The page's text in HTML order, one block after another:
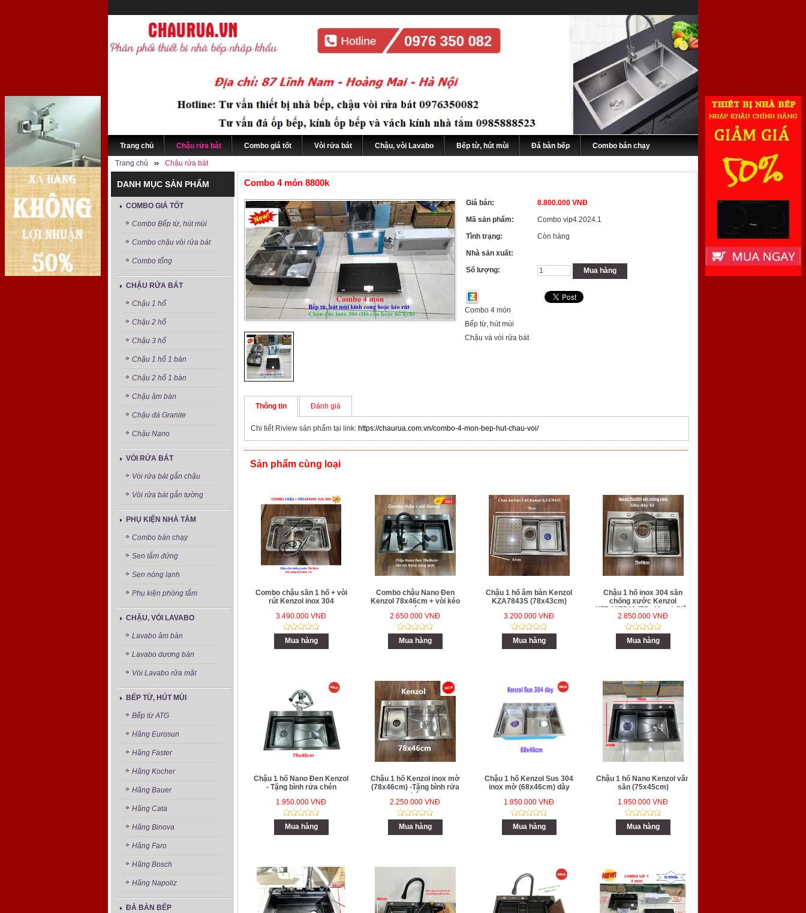
Trang chủ Chậu rửa bát Combo giá tốt Vòi rửa bát Chậu, vòi Lavabo Bếp từ, hút mùi Đá bàn bếp Combo bán chạy
Trang chủ Chậu rửa bát
DANH MỤC SẢN PHẨM
COMBO GIÁ TỐT
Combo Bếp từ, hút mùi
Combo chậu vòi rửa bát
Combo tổng
CHẬU RỬA BÁT
Chậu 1 hố
Chậu 2 hố
Chậu 3 hố
Chậu 1 hố 1 bàn
Chậu 2 hố 1 bàn
Chậu âm bàn
Chậu đá Granite
Chậu Nano
VÒI RỬA BÁT
Vòi rửa bát gắn chậu
Vòi rửa bát gắn tường
PHỤ KIỆN NHÀ TẮM
Combo bán chạy
Sen tắm đứng
Sen nóng lạnh
Phụ kiện phòng tắm
CHẬU, VÒI LAVABO
Lavabo âm bàn
Lavabo dương bàn
Vòi Lavabo rửa mặt
BẾP TỪ, HÚT MÙI
Bếp từ ATG
Hãng Eurosun
Hãng Faster
Hãng Kocher
Hãng Bauer
Hãng Cata
Hãng Binova
Hãng Faro
Hãng Bosch
Hãng Napoliz
ĐÁ BÀN BẾP
Combo 4 món 8800k
Giá bán:
8.800.000 VNĐ
Mã sản phẩm:
Combo vip4.2024.1
Tình trạng:
Còn hàng
Nhà sản xuất:
Số lượng:
Mua hàng
Combo 4 món
Bếp từ, hút mùi
Chậu và vòi rửa bát
Thông tin Đánh giá
Chi tiết Riview sản phẩm tại link: https://chaurua.com.vn/combo-4-mon-bep-hut-chau-voi/
Sản phẩm cùng loại
Combo chậu sần 1 hố + vòi
rút Kenzol inox 304
3.490.000 VNĐ
Mua hàng
Combo chậu Nano Đen
Kenzol 78x46cm + vòi kéo
rút
2.650.000 VNĐ
Mua hàng
Chậu 1 hố âm bàn Kenzol
KZA7843S (78x43cm)
3.200.000 VNĐ
Mua hàng
Chậu 1 hố inox 304 sần
chống xước Kenzol
KZD.Hi7546 (75x46cm) Siêu
dày 5 li
2.850.000 VNĐ
Mua hàng
Chậu 1 hố Nano Đen Kenzol
- Tặng bình rửa chén
1.950.000 VNĐ
Mua hàng
Chậu 1 hố Kenzol inox mờ
(78x46cm) -Tặng bình rửa
chén
2.250.000 VNĐ
Mua hàng
Chậu 1 hố Kenzol Sus 304
inox mờ (68x46cm) dày
1.850.000 VNĐ
Mua hàng
Chậu 1 hố Nano Kenzol vân
sần (75x45cm)
1.950.000 VNĐ
Mua hàng